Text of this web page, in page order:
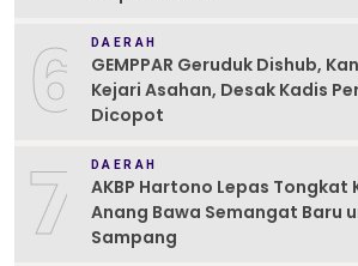
6 DAERAH
GEMPPAR Geruduk Dishub,
Kejari Asahan, Desak Kadis
Dicopot
7 DAERAH
AKBP Hartono Lepas Tongkat
Anang Bawa Semangat Baru
Sampang